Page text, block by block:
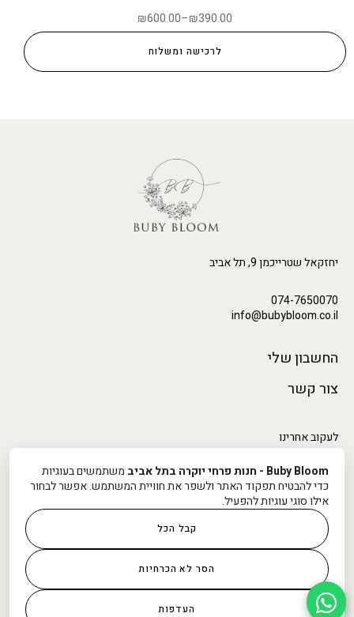
₪390.00
–
₪600.00
לרכישה ומשלוח
יחזקאל שטרייכמן 9, תל אביב
074-7650070
info@bubybloom.co.il
החשבון שלי
צור קשר
לעקוב אחרינו
תנאי אספקה ומשלוח
תקנון ומדיניות שימוש באתר
Buby Bloom - חנות פרחי יוקרה בתל אביב
משתמשים בעוגיות
כדי להבטיח תפקוד האתר ולשפר את חוויית המשתמש. אפשר לבחור
אילו סוגי עוגיות להפעיל.
קבל הכל
הסר לא הכרחיות
העדפות